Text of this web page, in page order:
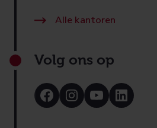
Alle kantoren
Volg ons op
Bezoek
onze
Bezoek
onze
Bezoek
onze
Bezoek
onze